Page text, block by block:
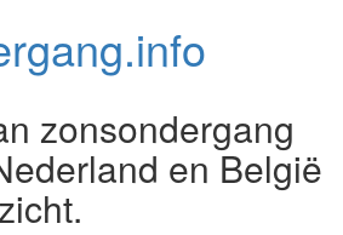
info
zonsondergang
en België